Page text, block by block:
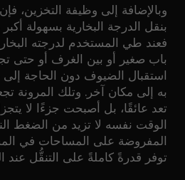
وبالإضافة إلى وظيفة التخزين،
بنقل الدرجة البخارية بسهولة
فعند طي المستخدم لدرجته
باب صغير أو بين الغرف أو حتى
استقبال الضيوف دون الحاجة
به إلى مكان آخر. وتلك المرونة
تعد عائقًا، بل أصبحت جزءًا لا
الوقت نفسه لا تزيد من الضغط
المفروضة على المساحات في
توفر قدرةً كاملةً على التنقُّل عند